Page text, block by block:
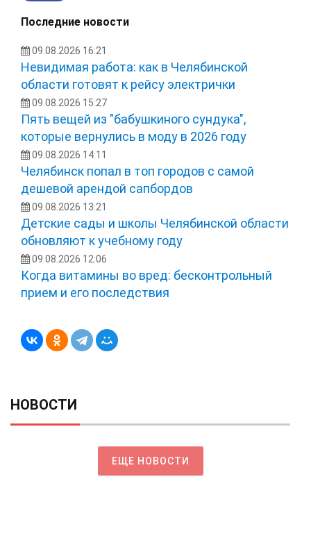
Последние новости
09.08.2026 16:21
Невидимая работа: как в Челябинской
области готовят к рейсу электрички
09.08.2026 15:27
Пять вещей из "бабушкиного сундука",
которые вернулись в моду в 2026 году
09.08.2026 14:11
Челябинск попал в топ городов с самой
дешевой арендой сапбордов
09.08.2026 13:21
Детские сады и школы Челябинской области
обновляют к учебному году
09.08.2026 12:06
Когда витамины во вред: бесконтрольный
прием и его последствия
НОВОСТИ
ЕЩЕ НОВОСТИ